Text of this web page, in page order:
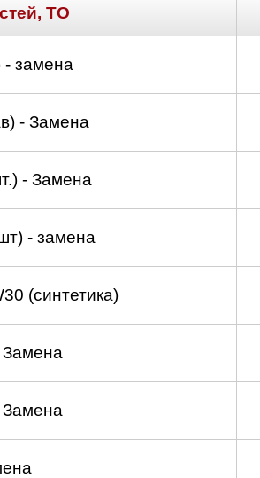
ТО
- замена
- Замена
- Замена
- замена
(синтетика)